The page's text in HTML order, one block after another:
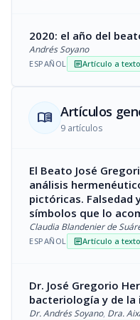
2020: el año del
Andrés Soyano
ESPAÑOL articleArtículo a
menu_book Artículos
9 artículos
El Beato José
análisis
pictóricas. Falsedad
símbolos que lo
Claudia Blandenier de
ESPAÑOL articleArtículo a
Dr. José Gregorio
bacteriología y de la
Dr. Andrés Soyano, Dra.